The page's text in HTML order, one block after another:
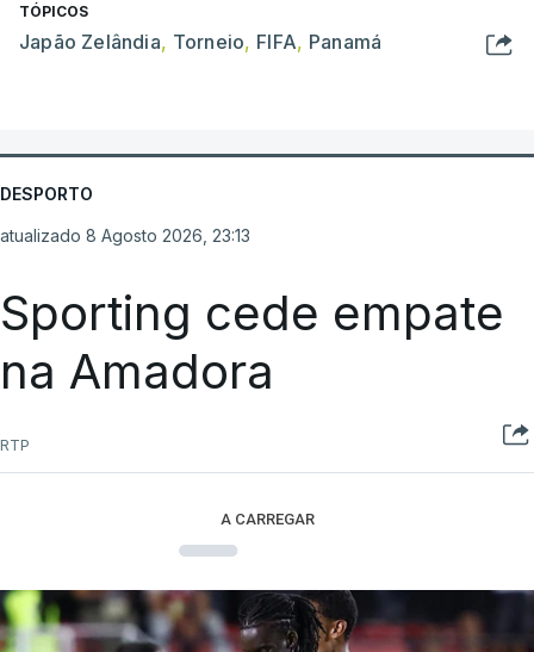
TÓPICOS
Japão Zelândia, Torneio, FIFA, Panamá
DESPORTO
atualizado 8 Agosto 2026, 23:13
Sporting cede empate
na Amadora
RTP
A CARREGAR